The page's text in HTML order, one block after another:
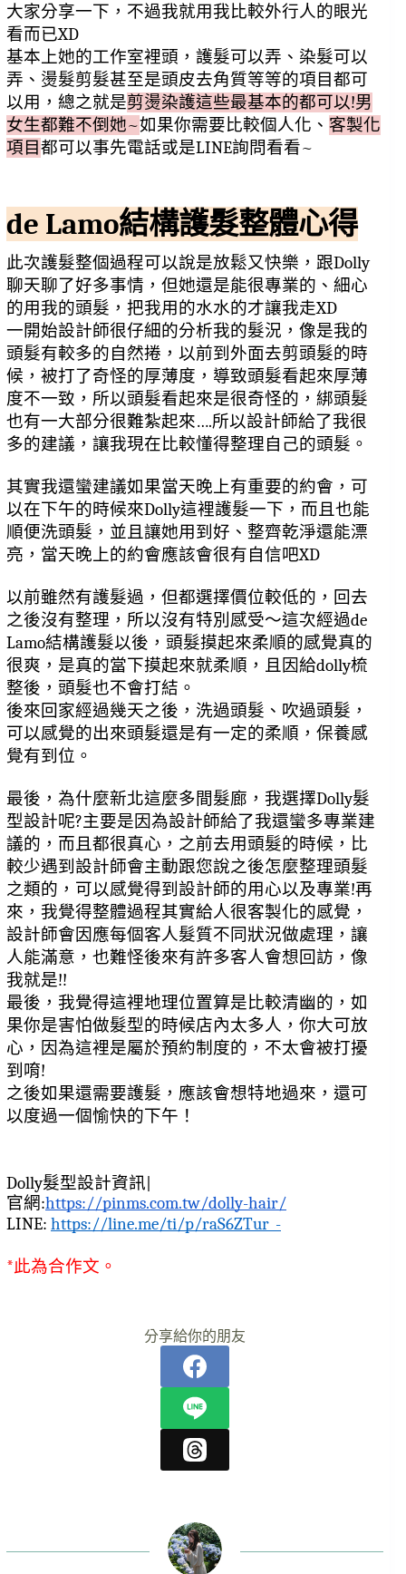
大家分享一下，不過我就用我比較外行人的眼光
看而已XD
基本上她的工作室裡頭，護髮可以弄、染髮可以
弄、燙髮剪髮甚至是頭皮去角質等等的項目都可
以用，總之就是剪燙染護這些最基本的都可以!男
女生都難不倒她~如果你需要比較個人化、 客製化
項目都可以事先電話或是LINE詢問看看~
de Lamo結構護髮整體心得
此次護髮整個過程可以說是放鬆又快樂，跟Dolly
聊天聊了好多事情，但她還是能很專業的、細心
的用我的頭髮，把我用的水水的才讓我走XD
一開始設計師很仔細的分析我的髮況，像是我的
頭髮有較多的自然捲，以前到外面去剪頭髮的時
候，被打了奇怪的厚薄度，導致頭髮看起來厚薄
度不一致，所以頭髮看起來是很奇怪的，綁頭髮
也有一大部分很難紮起來….所以設計師給了我很
多的建議，讓我現在比較懂得整理自己的頭髮。
其實我還蠻建議如果當天晚上有重要的約會，可
以在下午的時候來Dolly這裡護髮一下，而且也能
順便洗頭髮，並且讓她用到好、整齊乾淨還能漂
亮，當天晚上的約會應該會很有自信吧XD
以前雖然有護髮過，但都選擇價位較低的，回去
之後沒有整理，所以沒有特別感受～這次經過de
Lamo結構護髮以後，頭髮摸起來柔順的感覺真的
很爽，是真的當下摸起來就柔順，且因給dolly梳
整後，頭髮也不會打結。
後來回家經過幾天之後，洗過頭髮、吹過頭髮，
可以感覺的出來頭髮還是有一定的柔順，保養感
覺有到位。
最後，為什麼新北這麼多間髮廊，我選擇Dolly髮
型設計呢?主要是因為設計師給了我還蠻多專業建
議的，而且都很真心，之前去用頭髮的時候，比
較少遇到設計師會主動跟您說之後怎麼整理頭髮
之類的，可以感覺得到設計師的用心以及專業!再
來，我覺得整體過程其實給人很客製化的感覺，
設計師會因應每個客人髮質不同狀況做處理，讓
人能滿意，也難怪後來有許多客人會想回訪，像
我就是!!
最後，我覺得這裡地理位置算是比較清幽的，如
果你是害怕做髮型的時候店內太多人，你大可放
心，因為這裡是屬於預約制度的，不太會被打擾
到唷!
之後如果還需要護髮，應該會想特地過來，還可
以度過一個愉快的下午！
Dolly髮型設計資訊|
官網:https://pinms.com.tw/dolly-hair/
LINE: https://line.me/ti/p/raS6ZTur_-
*此為合作文。
分享給你的朋友